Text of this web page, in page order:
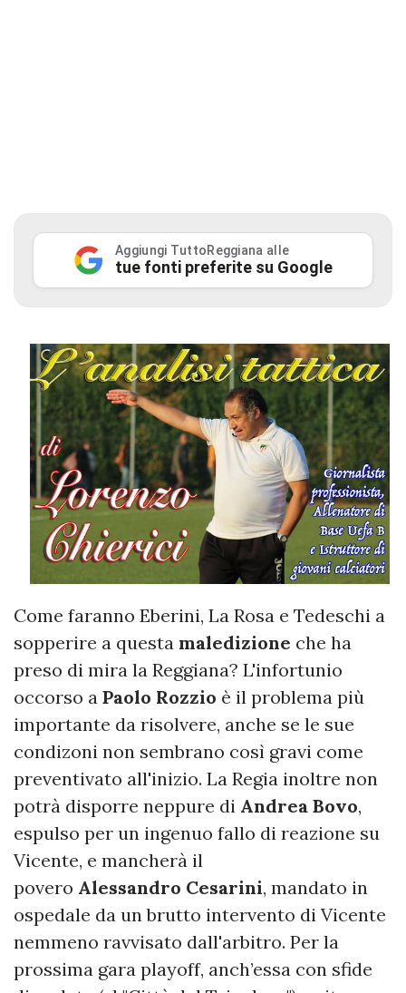
Aggiungi TuttoReggiana alle
tue fonti preferite su Google
Come faranno Eberini, La Rosa e Tedeschi a
sopperire a questa maledizione che ha
preso di mira la Reggiana? L'infortunio
occorso a Paolo Rozzio è il problema più
importante da risolvere, anche se le sue
condizoni non sembrano così gravi come
preventivato all'inizio. La Regia inoltre non
potrà disporre neppure di Andrea Bovo,
espulso per un ingenuo fallo di reazione su
Vicente, e mancherà il
povero Alessandro Cesarini, mandato in
ospedale da un brutto intervento di Vicente
nemmeno ravvisato dall'arbitro. Per la
prossima gara playoff, anch’essa con sfide